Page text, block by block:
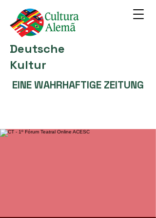
Deutsche
Kultur
EINE WAHRHAFTIGE ZEITUNG